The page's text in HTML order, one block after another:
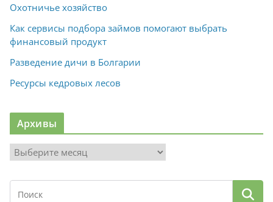
Охотничье хозяйство
Как сервисы подбора займов помогают выбрать
финансовый продукт
Разведение дичи в Болгарии
Ресурсы кедровых лесов
Архивы
р
х